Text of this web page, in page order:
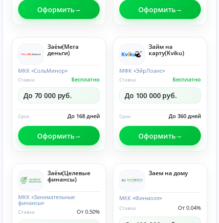
Оформить Оформить
Заём(Мега
деньги)
МКК «СольМинор»
Бесплатно
Ставка
До 70 000 руб.
До 168 дней
Срок
Оформить
Займ на
карту(Kviku)
МФК «ЭйрЛоанс»
Бесплатно
Ставка
До 100 000 руб.
До 360 дней
Срок
Оформить
Заём(Целевые
финансы)
МКК «Занимательные
финансы»
От 0.50%
Ставка
Заем на дому
МКК «Финмолл»
От 0.04%
Ставка